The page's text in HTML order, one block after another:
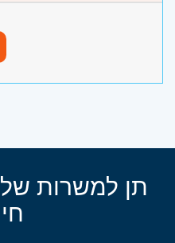
תן למשרות